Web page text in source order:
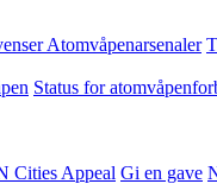
Atomvåpenarsenaler
Status for
Cities Appeal Gi en gave